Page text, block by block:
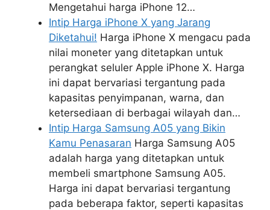
Mengetahui harga iPhone 12…
Intip Harga iPhone X yang Jarang
Diketahui! Harga iPhone X mengacu pada
nilai moneter yang ditetapkan untuk
perangkat seluler Apple iPhone X. Harga
ini dapat bervariasi tergantung pada
kapasitas penyimpanan, warna, dan
ketersediaan di berbagai wilayah dan…
Intip Harga Samsung A05 yang Bikin
Kamu Penasaran Harga Samsung A05
adalah harga yang ditetapkan untuk
membeli smartphone Samsung A05.
Harga ini dapat bervariasi tergantung
pada beberapa faktor, seperti kapasitas